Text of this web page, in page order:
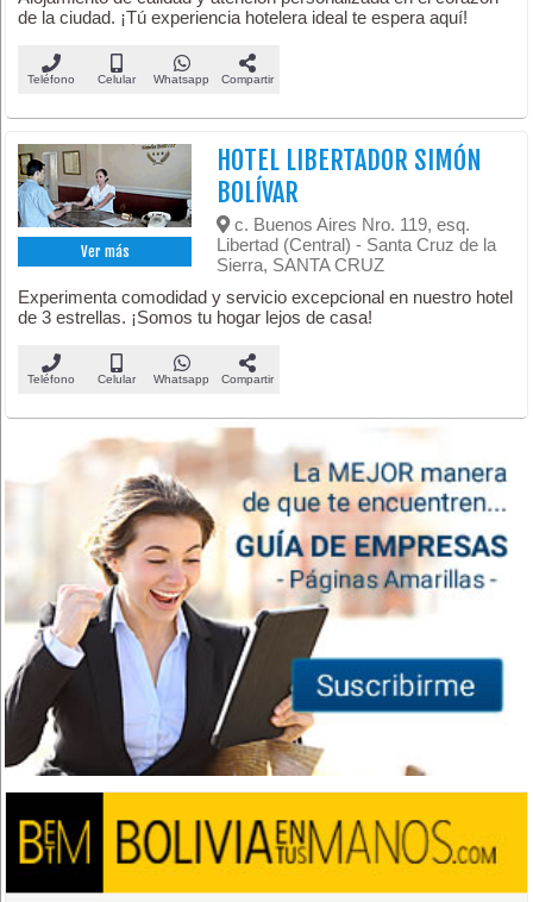
de la ciudad. ¡Tú experiencia hotelera ideal te espera aquí!
Teléfono Celular Whatsapp Compartir
Ver más
HOTEL LIBERTADOR SIMÓN
BOLÍVAR
c. Buenos Aires Nro. 119, esq.
Libertad (Central) - Santa Cruz de la
Sierra, SANTA CRUZ
Experimenta comodidad y servicio excepcional en nuestro hotel
de 3 estrellas. ¡Somos tu hogar lejos de casa!
Teléfono Celular Whatsapp Compartir